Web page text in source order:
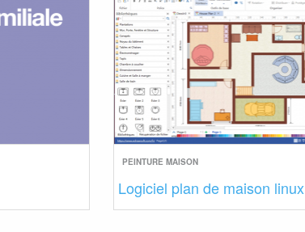
PEINTURE MAISON
Logiciel plan de maison linux